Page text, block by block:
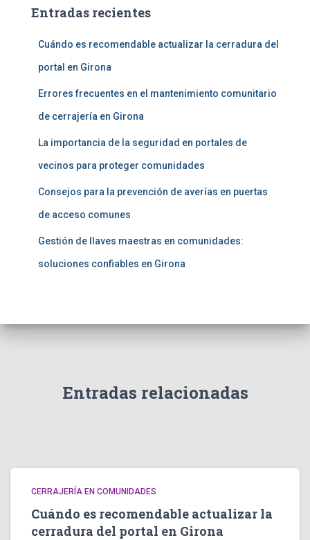
a
Entradas recientes
Cuándo es recomendable actualizar la cerradura del
portal en Girona
Errores frecuentes en el mantenimiento comunitario
de cerrajería en Girona
La importancia de la seguridad en portales de
vecinos para proteger comunidades
Consejos para la prevención de averías en puertas
de acceso comunes
Gestión de llaves maestras en comunidades:
soluciones confiables en Girona
Entradas relacionadas
CERRAJERÍA EN COMUNIDADES
Cuándo es recomendable actualizar la
cerradura del portal en Girona